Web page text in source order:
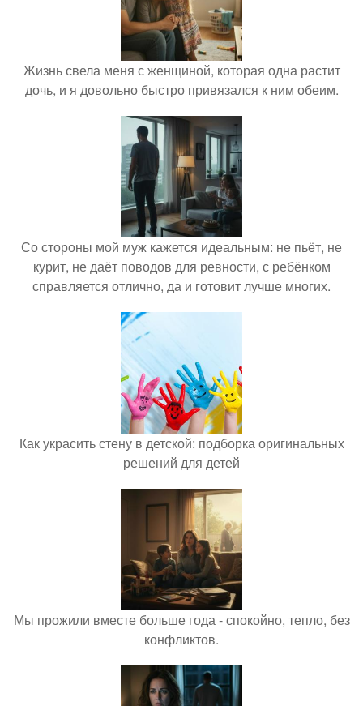
Жизнь свела меня с женщиной, которая одна растит
дочь, и я довольно быстро привязался к ним обеим.
Со стороны мой муж кажется идеальным: не пьёт, не
курит, не даёт поводов для ревности, с ребёнком
справляется отлично, да и готовит лучше многих.
Как украсить стену в детской: подборка оригинальных
решений для детей
Мы прожили вместе больше года - спокойно, тепло, без
конфликтов.